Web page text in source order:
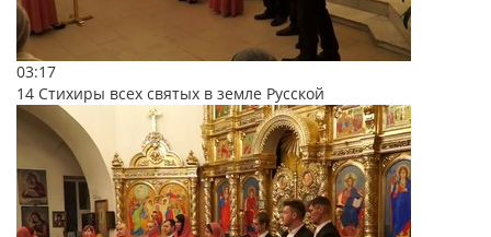
03:17
14 Стихиры всех святых в земле Русской